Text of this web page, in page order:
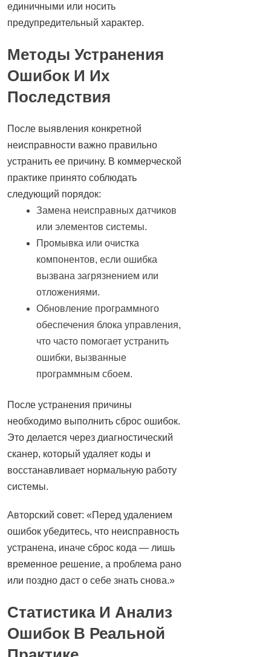
единичными или носить
предупредительный характер.
Методы Устранения
Ошибок И Их
Последствия
После выявления конкретной
неисправности важно правильно
устранить ее причину. В коммерческой
практике принято соблюдать
следующий порядок:
Замена неисправных датчиков
или элементов системы.
Промывка или очистка
компонентов, если ошибка
вызвана загрязнением или
отложениями.
Обновление программного
обеспечения блока управления,
что часто помогает устранить
ошибки, вызванные
программным сбоем.
После устранения причины
необходимо выполнить сброс ошибок.
Это делается через диагностический
сканер, который удаляет коды и
восстанавливает нормальную работу
системы.
Авторский совет: «Перед удалением
ошибок убедитесь, что неисправность
устранена, иначе сброс кода — лишь
временное решение, а проблема рано
или поздно даст о себе знать снова.»
Статистика И Анализ
Ошибок В Реальной